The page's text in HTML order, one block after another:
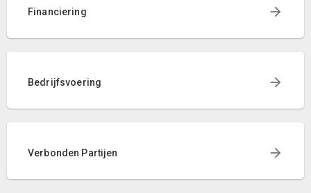
Financiering
Bedrijfsvoering
Verbonden Partijen